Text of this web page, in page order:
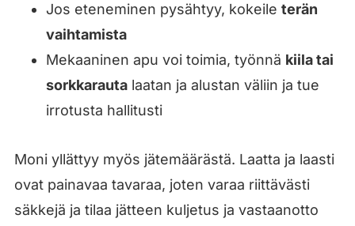
Jos eteneminen pysähtyy, kokeile terän
vaihtamista
Mekaaninen apu voi toimia, työnnä kiila tai
sorkkarautalaatan ja alustan väliin ja tue
irrotusta hallitusti
Moni yllättyy myös jätemäärästä. Laatta ja laasti
ovat painavaa tavaraa, joten varaa riittävästi
säkkejä ja tilaa jätteen kuljetus ja vastaanotto